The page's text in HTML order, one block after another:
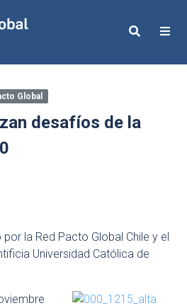
Search
Global
desafíos de la
la Red Pacto Global Chile y el
Universidad Católica de